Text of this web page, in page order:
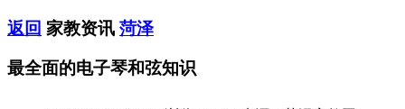
返回 家教资讯 菏泽
最全面的电子琴和弦知识